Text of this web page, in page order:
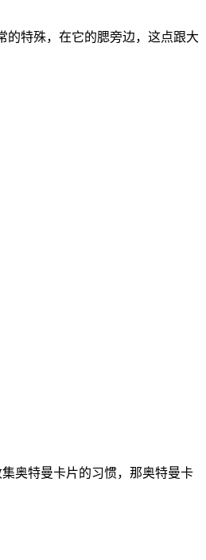
的特殊，在它的腮旁边，这点跟大
奥特曼卡片的习惯，那奥特曼卡